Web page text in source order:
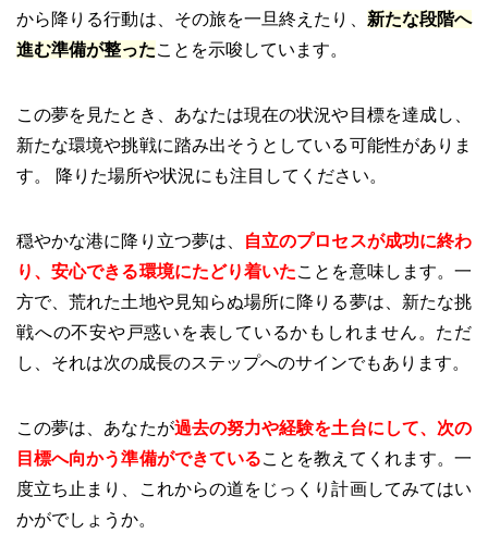
から降りる行動は、その旅を一旦終えたり、 新たな段階へ
進む準備が整ったことを示唆しています。
この夢を見たとき、あなたは現在の状況や目標を達成し、
新たな環境や挑戦に踏み出そうとしている可能性がありま
す。 降りた場所や状況にも注目してください。
穏やかな港に降り立つ夢は、
自立のプロセスが成功に終わ
り、安心できる環境にたどり着いたことを意味します。一
方で、荒れた土地や見知らぬ場所に降りる夢は、新たな挑
戦への不安や戸惑いを表しているかもしれません。ただ
し、それは次の成長のステップへのサインでもあります。
この夢は、あなたが過去の努力や経験を土台にして、次の
目標へ向かう準備ができていることを教えてくれます。一
度立ち止まり、これからの道をじっくり計画してみてはい
かがでしょうか。